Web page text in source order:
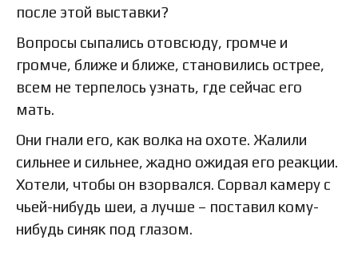
после этой выставки?
Вопросы сыпались отовсюду, громче и
громче, ближе и ближе, становились острее,
всем не терпелось узнать, где сейчас его
мать.
Они гнали его, как волка на охоте. Жалили
сильнее и сильнее, жадно ожидая его реакции.
Хотели, чтобы он взорвался. Сорвал камеру с
чьей-нибудь шеи, а лучше – поставил кому-
нибудь синяк под глазом.